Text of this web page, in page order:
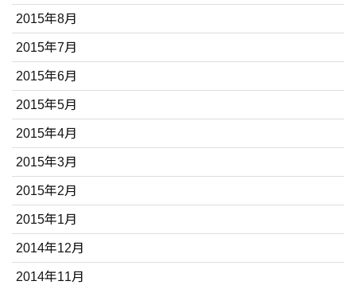
2015年8月
2015年7月
2015年6月
2015年5月
2015年4月
2015年3月
2015年2月
2015年1月
2014年12月
2014年11月